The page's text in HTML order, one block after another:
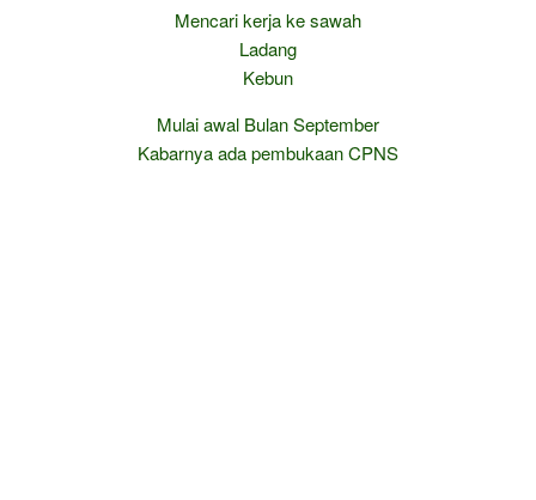
Mencari kerja ke sawah
Ladang
Kebun
Mulai awal Bulan September
Kabarnya ada pembukaan CPNS